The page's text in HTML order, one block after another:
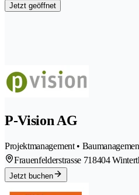
Jetzt geöffnet
P-Vision AG
Projektmanagement •
Frauenfelderstrasse 718404
Jetzt buchen